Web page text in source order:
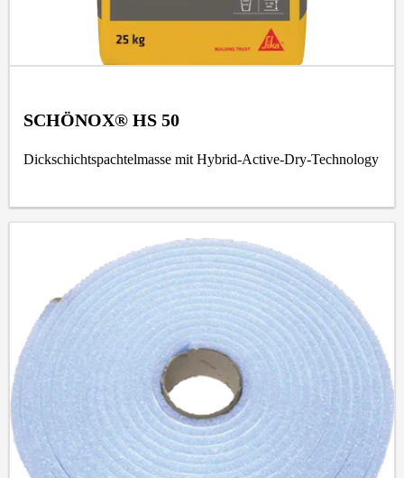
SCHÖNOX® HS 50
Dickschichtspachtelmasse mit Hybrid-Active-Dry-Technology